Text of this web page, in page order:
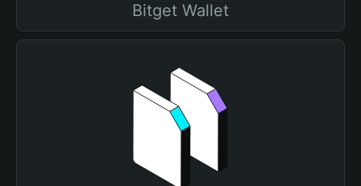
Bitget Wallet